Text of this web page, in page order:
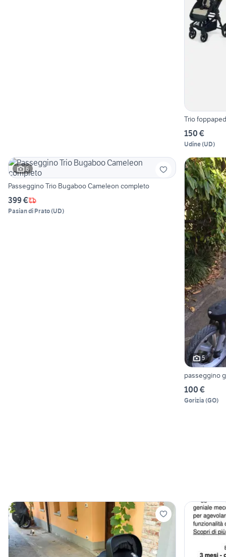
Trio
150 €
Udine(UD)
6
Passeggino Trio Bugaboo Cameleon completo
399 €
Pasian di Prato(UD)
5
passeggino
100 €
Gorizia (GO)